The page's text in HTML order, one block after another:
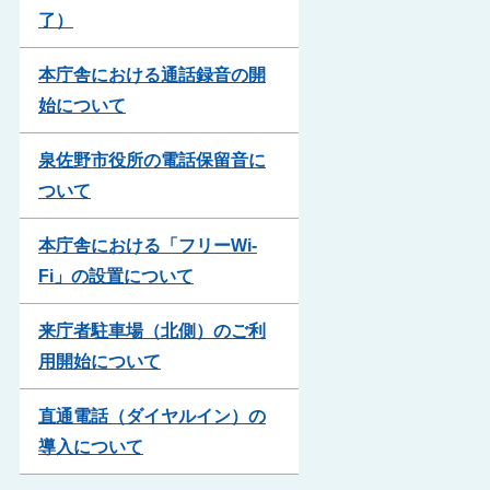
了）
本庁舎における通話録音の開
始について
泉佐野市役所の電話保留音に
ついて
本庁舎における「フリーWi-
Fi」の設置について
来庁者駐車場（北側）のご利
用開始について
直通電話（ダイヤルイン）の
導入について